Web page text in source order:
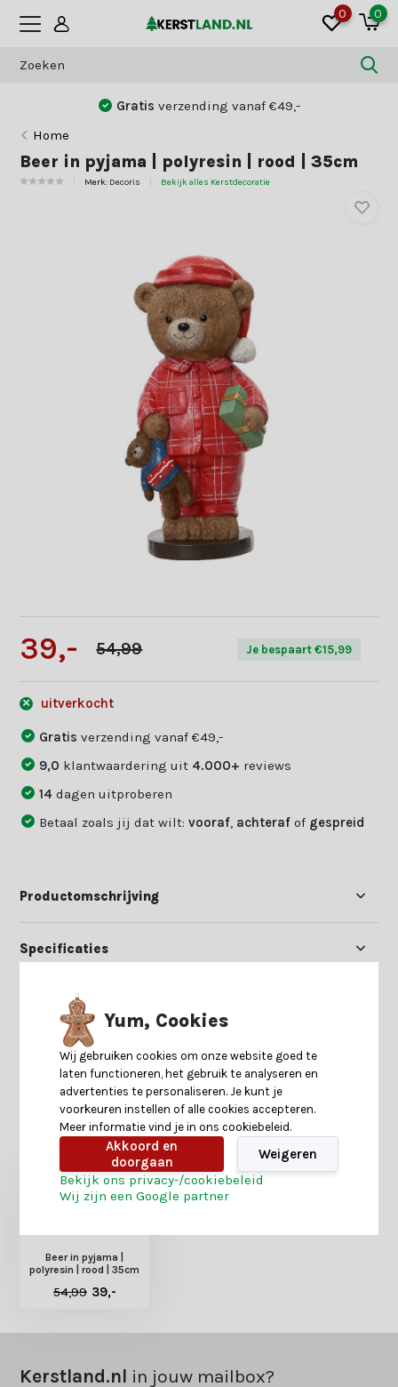
0 0
Gratis verzending vanaf €49,-
Home
Beer in pyjama | polyresin | rood | 35cm
Merk: Decoris Bekijk alles Kerstdecoratie
39,- 54,99 Je bespaart €15,99
uitverkocht
Gratisverzending vanaf €49,-
9,0 klantwaardering uit 4.000+ reviews
14dagen uitproberen
Betaal zoals jij dat wilt:vooraf achteraf of gespreid
Productomschrijving
Specificaties
Reviews
Heb je nog interesse in deze recent bekeken
producten?
Beer in pyjama |
polyresin | rood | 35cm
54,99 39,-
Kerstland.nl in jouw mailbox?
Yum, Cookies
Wij gebruiken cookies om onze website goed te
laten functioneren, het gebruik te analyseren en
advertenties te personaliseren. Je kunt je
voorkeuren instellen of alle cookies accepteren.
Meer informatie vind je in ons cookiebeleid.
Akkoord en
doorgaan
Weigeren
Bekijk ons privacy-/cookiebeleid
Wij zijn een Google partner